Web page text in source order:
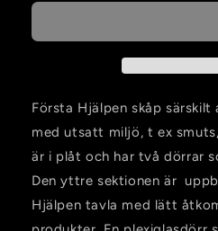
Double
Double
Första Hjälpen skåp
med utsatt miljö, t ex
är i plåt och har två dörrar
Den yttre sektionen är
Hjälpen tavla med lätt